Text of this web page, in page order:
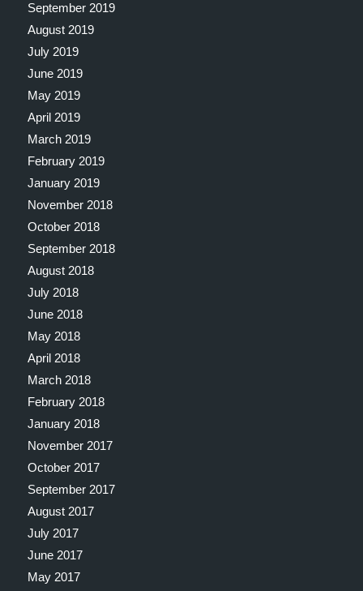
September 2019
August 2019
July 2019
June 2019
May 2019
April 2019
March 2019
February 2019
January 2019
November 2018
October 2018
September 2018
August 2018
July 2018
June 2018
May 2018
April 2018
March 2018
February 2018
January 2018
November 2017
October 2017
September 2017
August 2017
July 2017
June 2017
May 2017